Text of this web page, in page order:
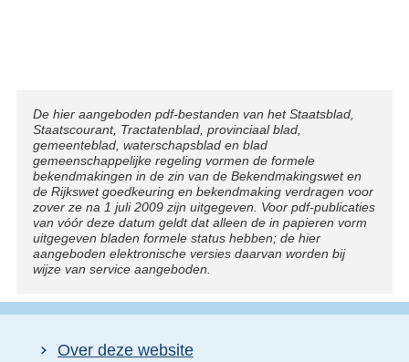
Disclaimer
De hier aangeboden pdf-bestanden van het Staatsblad,
Staatscourant, Tractatenblad, provinciaal blad,
gemeenteblad, waterschapsblad en blad
gemeenschappelijke regeling vormen de formele
bekendmakingen in de zin van de Bekendmakingswet en
de Rijkswet goedkeuring en bekendmaking verdragen voor
zover ze na 1 juli 2009 zijn uitgegeven. Voor pdf-publicaties
van vóór deze datum geldt dat alleen de in papieren vorm
uitgegeven bladen formele status hebben; de hier
aangeboden elektronische versies daarvan worden bij
wijze van service aangeboden.
Over deze website